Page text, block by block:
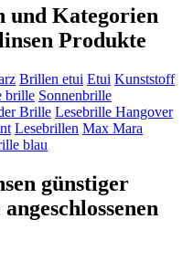
und Kategorien
Produkte
Brillen etui Etui Kunststoff
brille Sonnenbrille
Brille Lesebrille Hangover
Lesebrillen Max Mara
blau
günstiger